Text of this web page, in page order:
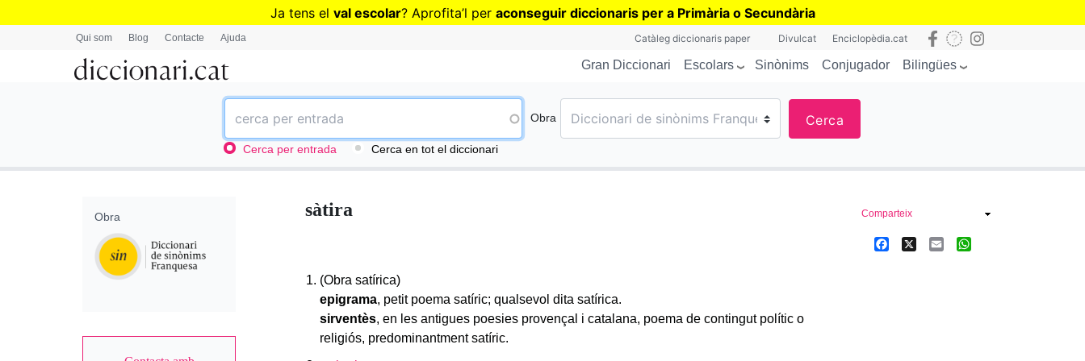
Vés
Ja tens el val escolar? Aprofita’l per aconseguir diccionaris per a Primària o Secundària
Qui som Blog Contacte Ajuda Catàleg diccionaris paper Divulcat Enciclopèdia.cat
Gran Diccionari Escolars Sinònims Conjugador Bilingües
Obra Cerca
Cerca per entrada Cerca en tot el diccionari
sàtira
(Obra satírica)
epigrama, petit poema satíric; qualsevol dita satírica.
sirventès, en les antigues poesies provençal i catalana, poema de contingut polític o
religiós, predominantment satíric.
Obra Comparteix
Facebook Email